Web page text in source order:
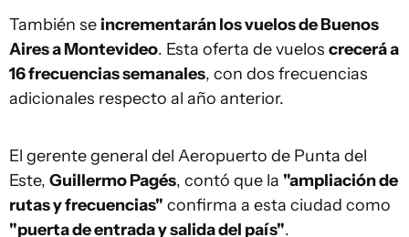
También se incrementarán los vuelosde Buenos
Aires a Montevideo. Esta oferta de vuelos crecerá a
16 frecuencias semanales, con dos frecuencias
adicionales respecto al año anterior.
El gerente general del Aeropuerto de Punta del
Este, Guillermo Pagés, contó que la "ampliación de
rutas y frecuencias" confirma a esta ciudad como
"puerta de entrada y salida del país".